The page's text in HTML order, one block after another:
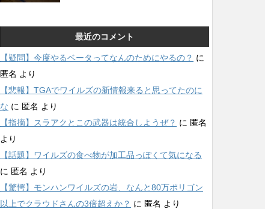
最近のコメント
【疑問】今度やるベータってなんのためにやるの？ に
匿名 より
【悲報】TGAでワイルズの新情報来ると思ってたのに
な に 匿名 より
【指摘】スラアクとこの武器は統合しようぜ？ に 匿名
より
【話題】ワイルズの食べ物が加工品っぽくて気になる
に 匿名 より
【驚愕】モンハンワイルズの岩、なんと80万ポリゴン
以上でクラウドさんの3倍超えか？ に 匿名 より